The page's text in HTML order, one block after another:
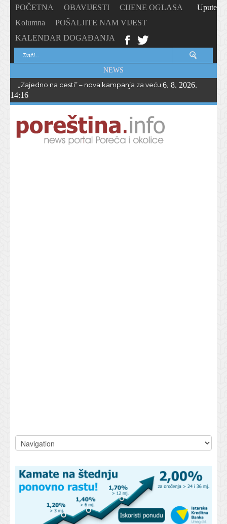
POČETNA OBAVIJESTI
CIJENE OGLASA
Kolumna
POŠALJITE NAM VIJEST
KALENDAR DOGAĐANJA
Upute
NEWS
„Zajedno na cesti” – nova kampanja za veću sigurnost biciklista
6. 8. 2026.
14:16